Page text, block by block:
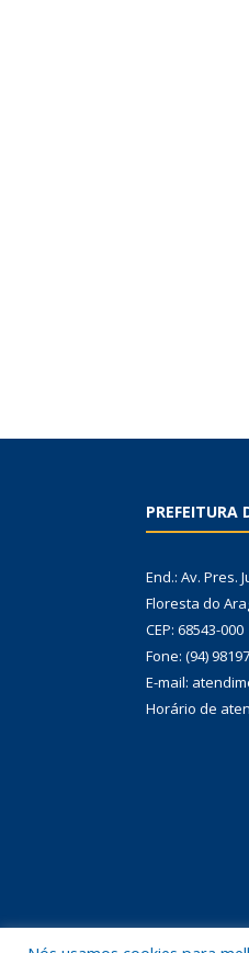
PREFEITURA
End.: Av. Pres.
Floresta do
CEP: 68543-000
Fone: (94)
E-mail:
Horário de